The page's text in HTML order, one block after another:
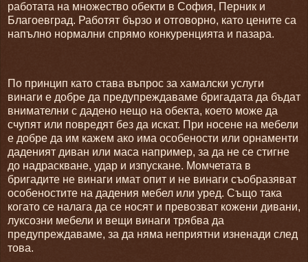
работата на множество обекти в София, Перник и
Благоевград. Работят бързо и отговорно, като цените са
напълно нормални спрямо конкуренцията и пазара.
По принцип като става въпрос за хамалски услуги
винаги е добре да предупреждаваме бригадата да бъдат
внимателни с дадено нещо на обекта, което може да
счупят или повредят без да искат. При носене на мебели
е добре да им кажем ако има особености или орнаменти
даденият диван или маса например, за да не се стигне
до надраскване, удар и изпускане. Момчетата в
бригадите не винаги имат опит и не винаги съобразяват
особеностите на дадения мебел или уред. Също така
когато се налага да се носят и превозват кожени дивани,
луксозни мебели и вещи винаги трябва да
предупреждаваме, за да няма неприятни изненади след
това.